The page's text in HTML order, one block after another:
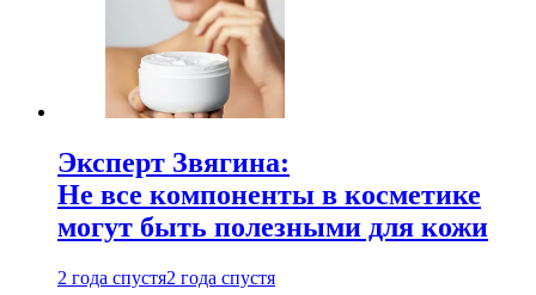
Эксперт Звягина:
Не все компоненты в косметике
могут быть полезными для кожи
2 года спустя2 года спустя